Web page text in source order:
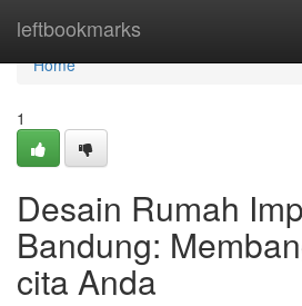
leftbookmarks
Home
Home
1
Desain Rumah
Bandung:
cita Anda